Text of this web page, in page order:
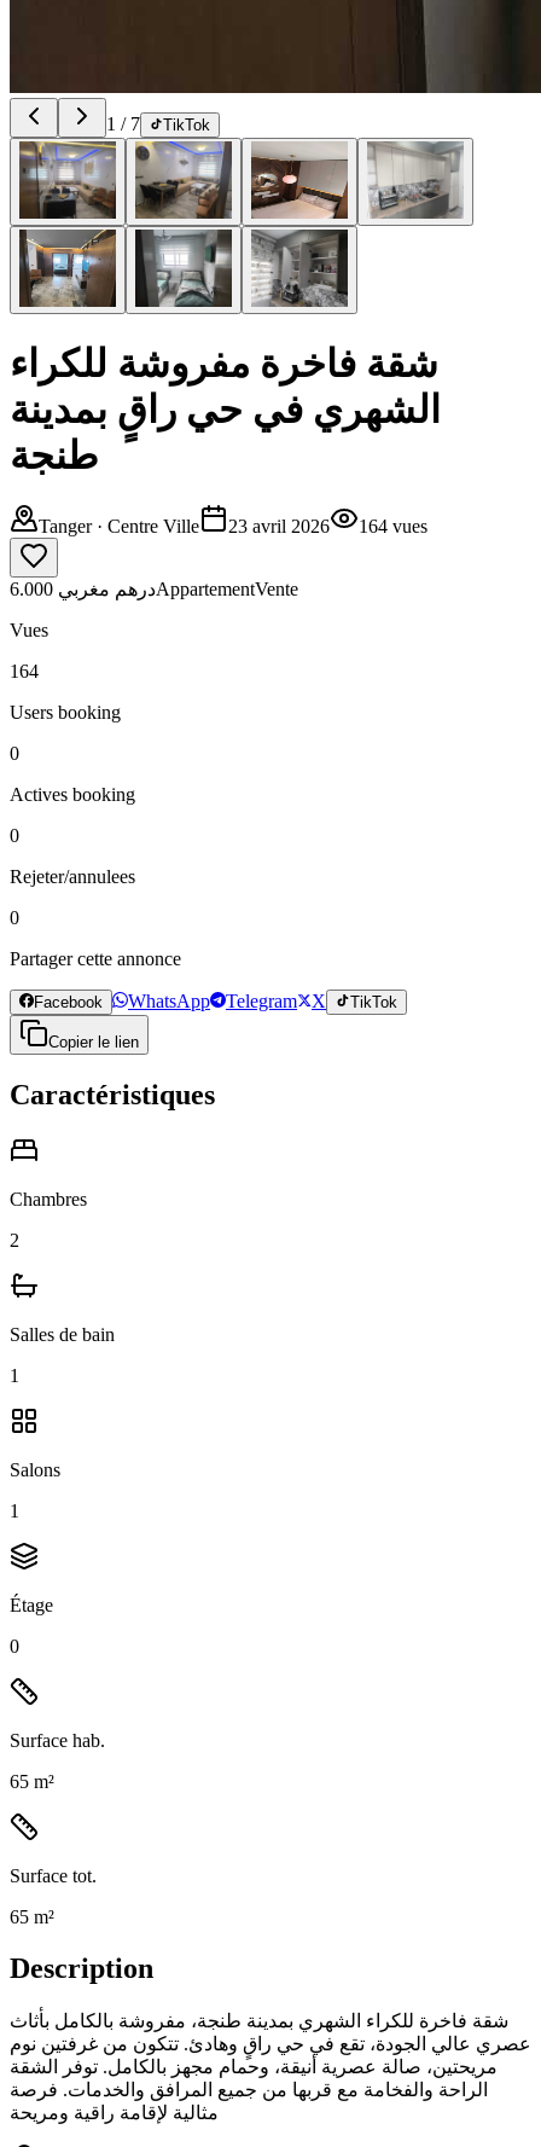
1 / 7 TikTok
شقة فاخرة مفروشة للكراء
الشهري في حي راقٍ بمدينة
طنجة
Tanger· Centre Ville 23 avril 2026 164 vues
6.000 درهم مغربيAppartementVente
Vues
164
Users booking
0
Actives booking
0
Rejeter/annulees
0
Partager cette annonce
Facebook WhatsApp Telegram X TikTok
Copier le lien
Caractéristiques
Chambres
2
Salles de bain
1
Salons
1
Étage
0
Surface hab.
65 m²
Surface tot.
65 m²
Description
شقة فاخرة للكراء الشهري بمدينة طنجة، مفروشة بالكامل بأثاث
عصري عالي الجودة، تقع في حي راقٍ وهادئ. تتكون من غرفتين نوم
مريحتين، صالة عصرية أنيقة، وحمام مجهز بالكامل. توفر الشقة
الراحة والفخامة مع قربها من جميع المرافق والخدمات. فرصة
مثالية لإقامة راقية ومريحة